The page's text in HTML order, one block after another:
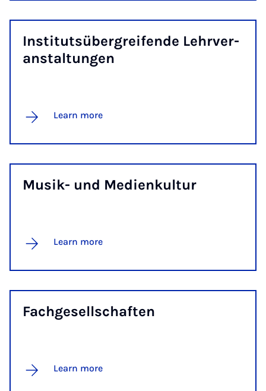
In­sti­tut­süber­gre­ifende Lehrver­
an­stal­tun­gen
Learn more
Mu­sik- und Medi­en­kul­tur
Learn more
Fachgesell­schaften
Learn more